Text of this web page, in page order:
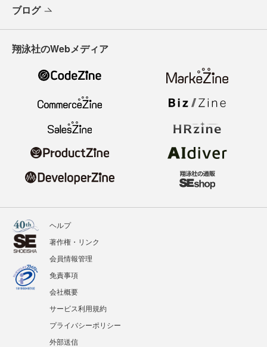
ブログ
翔泳社のWebメディア
ヘルプ
著作権・リンク
会員情報管理
免責事項
会社概要
サービス利用規約
プライバシーポリシー
外部送信